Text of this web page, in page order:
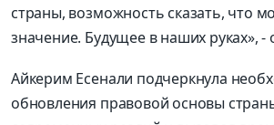
страны, возможность сказать, что
значение. Будущее в наших руках», -
Айкерим Есенали подчеркнула
обновления правовой основы